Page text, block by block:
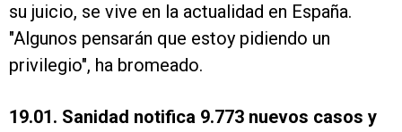
su juicio, se vive en la actualidad en España.
"Algunos pensarán que estoy pidiendo un
privilegio", ha bromeado.
19.01. Sanidad notifica 9.773 nuevos casos y